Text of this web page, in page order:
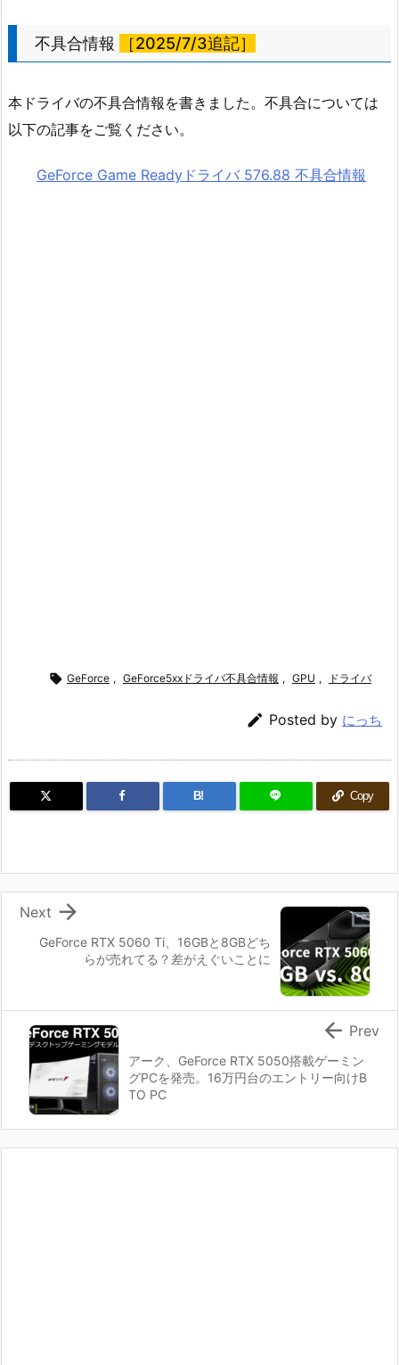
不具合情報 ［2025/7/3追記］
本ドライバの不具合情報を書きました。不具合については
以下の記事をご覧ください。
GeForce Game Readyドライバ 576.88 不具合情報
 GeForce , GeForce5xxドライバ不具合情報 , GPU , ドライバ
 Posted by にっち
B! Copy
GeForce RTX 5060 Ti、16GBと8GBどち
らが売れてる？差がえぐいことに

Next
アーク、GeForce RTX 5050搭載ゲーミン
グPCを発売。16万円台のエントリー向けB
TO PC
 Prev